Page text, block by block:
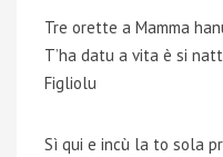
Tre orette a Mamma
T’ha datu a vita è si
Figliolu
Sì qui e incù la to sola